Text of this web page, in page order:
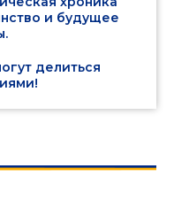
и будущее
делиться